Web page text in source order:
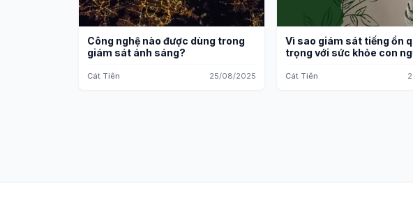
Công nghệ nào được dùng trong
giám sát ánh sáng?
Cát Tiên 25/08/2025
Vì sao giám sát tiếng ồn
trọng với sức khỏe con
Cát Tiên